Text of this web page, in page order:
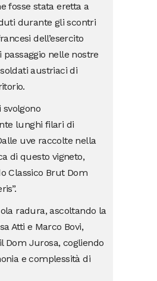
fosse stata eretta a
durante gli scontri
dell’esercito
passaggio nelle nostre
austriaci di
svolgono
lunghi filari di
uve raccolte nella
di questo vigneto,
Classico Brut Dom
radura, ascoltando la
Atti e Marco Bovi,
Dom Jurosa, cogliendo
e complessità di